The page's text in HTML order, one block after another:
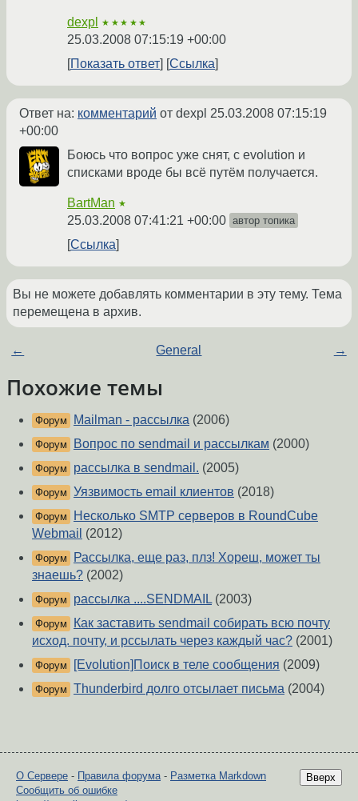
dexpl ★★★★★
25.03.2008 07:15:19 +00:00
Показать ответ
Ссылка
Ответ на: комментарий от dexpl 25.03.2008 07:15:19
+00:00
Боюсь что вопрос уже снят, с evolution и
списками вроде бы всё путём получается.
BartMan ★
25.03.2008 07:41:21 +00:00 автор топика
Ссылка
Вы не можете добавлять комментарии в эту тему. Тема
перемещена в архив.
← General →
Похожие темы
Форум Mailman - рассылка (2006)
Форум Вопрос по sendmail и рассылкам (2000)
Форум рассылка в sendmail. (2005)
Форум Уязвимость email клиентов (2018)
Форум
Несколько SMTP серверов в RoundCube
Webmail (2012)
Форум
Рассылка, еще раз, плз! Хореш, может ты
знаешь? (2002)
Форум рассылка ....SENDMAIL (2003)
Форум
Как заставить sendmail собирать всю почту
исход. почту, и рссылать через каждый час? (2001)
Форум [Evolution]Поиск в теле сообщения (2009)
Форум Thunderbird долго отсылает письма (2004)
Вверх
О Сервере - Правила форума- Разметка Markdown
Сообщить об ошибке